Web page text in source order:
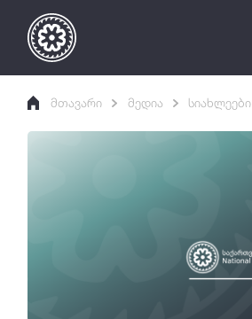
მთავარი მედია სიახლეები